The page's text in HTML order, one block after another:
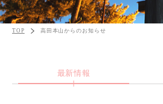
TOP 高田本山からのお知らせ
最新情報